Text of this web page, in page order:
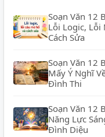
Soạn Văn 12
Lỗi Logic, Lỗi
Cách Sửa
Soạn Văn 12
Mấy Ý Nghĩ
Đình Thi
Soạn Văn 12
Năng Lực
Đình Diệu